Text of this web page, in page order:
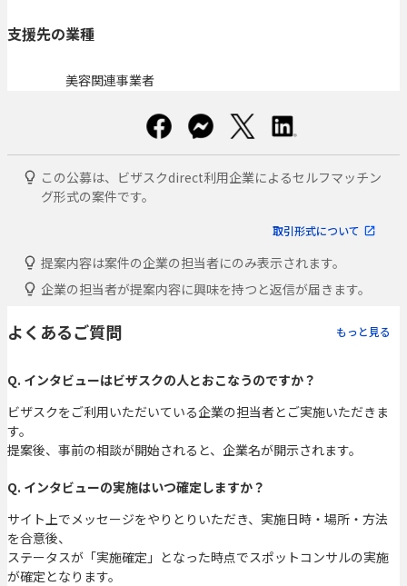
支援先の業種
美容関連事業者
この公募は、ビザスクdirect利用企業によるセルフマッチン
グ形式の案件です。
取引形式について
提案内容は案件の企業の担当者にのみ表示されます。
企業の担当者が提案内容に興味を持つと返信が届きます。
よくあるご質問 もっと見る
Q. インタビューはビザスクの人とおこなうのですか？
ビザスクをご利用いただいている企業の担当者とご実施いただきま
す。
提案後、事前の相談が開始されると、企業名が開示されます。
Q. インタビューの実施はいつ確定しますか？
サイト上でメッセージをやりとりいただき、実施日時・場所・方法
を合意後、
ステータスが「実施確定」となった時点でスポットコンサルの実施
が確定となります。